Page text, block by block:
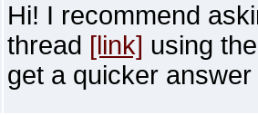
Hi! I recommend
thread [link] using
get a quicker